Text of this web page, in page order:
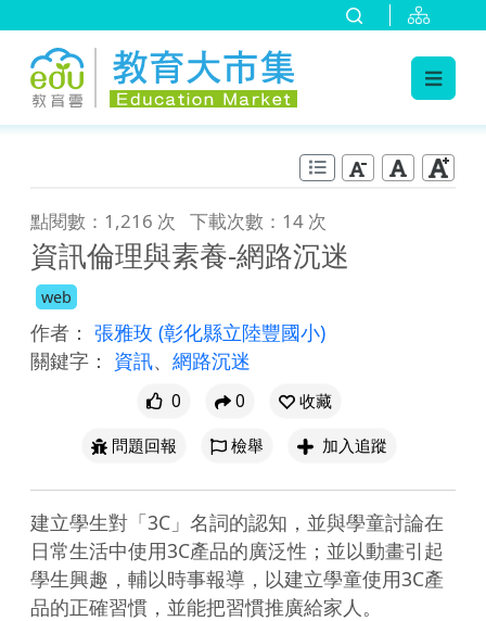
點閱數：1,216 次 下載次數：14 次
資訊倫理與素養-網路沉迷
web
作者： 張雅玫 (彰化縣立陸豐國小)
關鍵字： 資訊、 網路沉迷
0 0
收藏
問題回報
檢舉 加入追蹤
建立學生對「3C」名詞的認知，並與學童討論在
日常生活中使用3C產品的廣泛性；並以動畫引起
學生興趣，輔以時事報導，以建立學童使用3C產
品的正確習慣，並能把習慣推廣給家人。